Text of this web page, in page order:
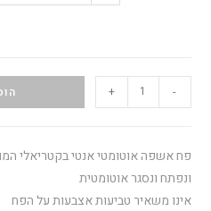
-
+
פח אשפה אוטומטי אנטי בקטריאלי
ונפתח ונסגר אוטומטית
אינו משאיר טביעות אצבעות על הפח